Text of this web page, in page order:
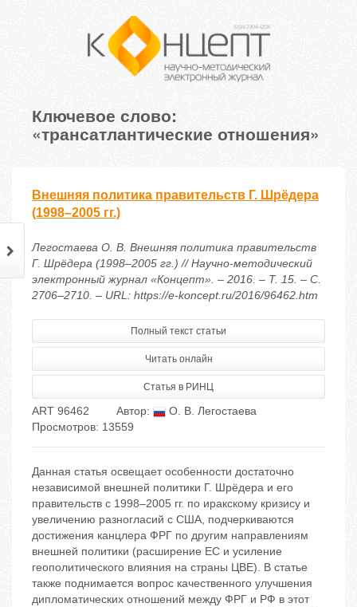
Ключевое слово:
«трансатлантические отношения»
Внешняя политика правительств Г. Шрёдера
(1998–2005 гг.)
Легостаева О. В. Внешняя политика правительств
Г. Шрёдера (1998–2005 гг.) // Научно-методический
электронный журнал «Концепт». – 2016. – Т. 15. – С.
2706–2710. – URL: https://e-koncept.ru/2016/96462.htm
Полный текст статьи
Читать онлайн
Статья в РИНЦ
ART 96462 Автор:
О. В. Легостаева
Просмотров: 13559
Данная статья освещает особенности достаточно
независимой внешней политики Г. Шрёдера и его
правительств с 1998–2005 гг. по иракскому кризису и
увеличению разногласий с США, подчеркиваются
достижения канцлера ФРГ по другим направлениям
внешней политики (расширение ЕС и усиление
геополитического влияния на страны ЦВЕ). В статье
также поднимается вопрос качественного улучшения
дипломатических отношений между ФРГ и РФ в этот